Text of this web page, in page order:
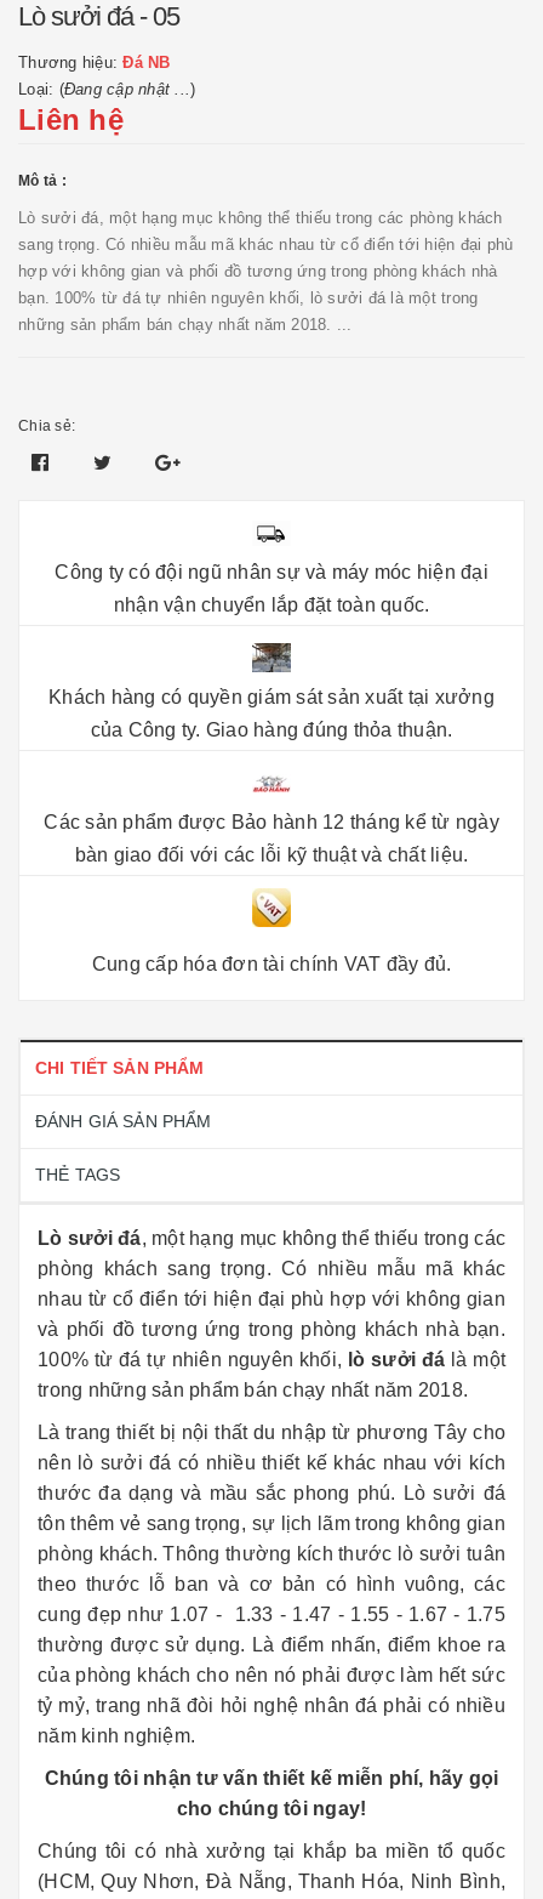
Lò sưởi đá - 05
Thương hiệu:Đá NB
Loại: (Đang cập nhật ...)
Liên hệ
Mô tả :
Lò sưởi đá, một hạng mục không thể thiếu trong các phòng khách
sang trọng. Có nhiều mẫu mã khác nhau từ cổ điển tới hiện đại phù
hợp với không gian và phối đồ tương ứng trong phòng khách nhà
bạn. 100% từ đá tự nhiên nguyên khối, lò sưởi đá là một trong
những sản phẩm bán chạy nhất năm 2018. ...
Chia sẻ:
Công ty có đội ngũ nhân sự và máy móc hiện đại
nhận vận chuyển lắp đặt toàn quốc.
Khách hàng có quyền giám sát sản xuất tại xưởng
của Công ty. Giao hàng đúng thỏa thuận.
Các sản phẩm được Bảo hành 12 tháng kể từ ngày
bàn giao đối với các lỗi kỹ thuật và chất liệu.
Cung cấp hóa đơn tài chính VAT đầy đủ.
CHI TIẾT SẢN PHẨM
ĐÁNH GIÁ SẢN PHẨM
THẺ TAGS
Lò sưởi đá, một hạng mục không thể thiếu trong các
phòng khách sang trọng. Có nhiều mẫu mã khác
nhau từ cổ điển tới hiện đại phù hợp với không gian
và phối đồ tương ứng trong phòng khách nhà bạn.
100% từ đá tự nhiên nguyên khối, lò sưởi đá là một
trong những sản phẩm bán chạy nhất năm 2018.
Là trang thiết bị nội thất du nhập từ phương Tây cho
nên lò sưởi đá có nhiều thiết kế khác nhau với kích
thước đa dạng và mầu sắc phong phú. Lò sưởi đá
tôn thêm vẻ sang trọng, sự lịch lãm trong không gian
phòng khách. Thông thường kích thước lò sưởi tuân
theo thước lỗ ban và cơ bản có hình vuông, các
cung đẹp như 1.07 - 1.33 - 1.47 - 1.55 - 1.67 - 1.75
thường được sử dụng. Là điểm nhấn, điểm khoe ra
của phòng khách cho nên nó phải được làm hết sức
tỷ mỷ, trang nhã đòi hỏi nghệ nhân đá phải có nhiều
năm kinh nghiệm.
Chúng tôi nhận tư vấn thiết kế miễn phí, hãy gọi
cho chúng tôi ngay!
Chúng tôi có nhà xưởng tại khắp ba miền tổ quốc
(HCM, Quy Nhơn, Đà Nẵng, Thanh Hóa, Ninh Bình,